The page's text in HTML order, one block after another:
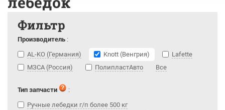
Фильтр
Производитель :
AL-KO (Германия)
Knott (Венгрия)
Lafette
МЗСА (Россия)
ПолипластАвто Все
Тип запчасти
:
Ручные лебедки г/п более 500 кг